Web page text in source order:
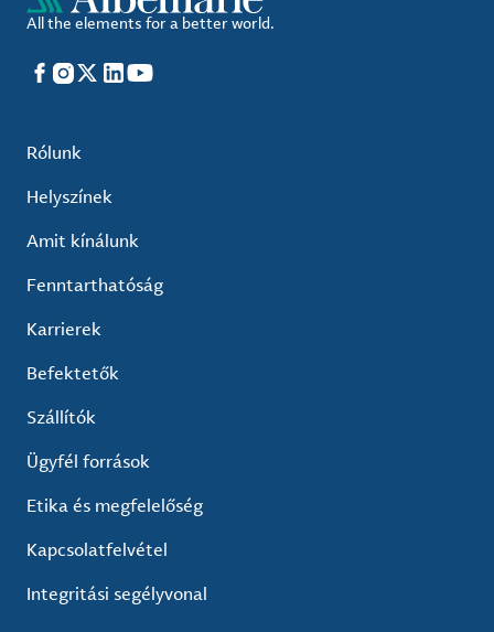
All the elements for a better world.
Facebook
Instagram
X LinkedIn
YouTube
Rólunk
Helyszínek
Amit kínálunk
Fenntarthatóság
Karrierek
Befektetők
Szállítók
Ügyfél források
Etika és megfelelőség
Kapcsolatfelvétel
Integritási segélyvonal